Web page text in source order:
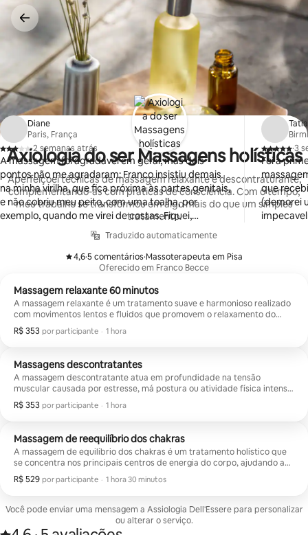
Pular
para
conteúdo
Axiologia do ser Massagens holísticas
Aperfeiçoei técnicas de massagem relaxante e descontraturante,
complementando-as com práticas de consciência. Com o tempo,
meu trabalho se transformou em algo mais do que um simples
tratamento.
Traduzido automaticamente
4,6
,
·5 comentários
, ·Massoterapeuta em Pisa
Oferecido em Franco Becce
Massagem relaxante 60 minutos
A massagem relaxante é um tratamento suave e harmonioso realizado
com movimentos lentos e fluidos que promovem o relaxamento do
sistema nervoso e ajudam você a recuperar o equilíbrio interior. Ideal
para quem está passando por períodos de estresse, cansaço ou
Durante a sessão, cada movimento é pensado para conduzir você a um
estado de calma profunda, melhorando a circulação e proporcionando
uma agradável sensação de leveza e bem-estar geral.
R$ 353 por participante
R$ 353 por participante
, · 1 hora
Massagens descontratantes
A massagem descontratante atua em profundidade na tensão
muscular causada por estresse, má postura ou atividade física intensa.
Usando técnicas específicas e uma pressão cuidadosamente
calibrada, trabalhamos nas áreas mais tensas para relaxar o músculo e
costas, o pescoço, os ombros e a região lombar. Durante a sessão, a
intensidade é ajustada às suas necessidades, garantindo um
tratamento eficaz, mas sempre respeitoso com o seu corpo.
R$ 353 por participante
R$ 353 por participante
, · 1 hora
Massagem de reequilíbrio dos chakras
A massagem de equilíbrio dos chakras é um tratamento holístico que
se concentra nos principais centros de energia do corpo, ajudando a
liberar bloqueios e estagnação que podem afetar seu estado
emocional e físico. Por meio de toque consciente, movimentos
harmoniosos e técnicas energéticas, o fluxo natural da energia vital é
facilitado. Durante a sessão, você será conduzido a um estado de
relaxamento profundo, no qual seu corpo se sentirá leve e em
equilíbrio.
R$ 529 por participante
R$ 529 por participante
, · 1 hora 30 minutos
Você pode enviar uma mensagem a Assiologia Dell'Essere para personalizar
ou alterar o serviço.
Diane
Paris, França
,
·2 semanas atrás
A massagem foi agradável em geral, mas dois
pontos não me agradaram: Franco insistiu demais
na minha virilha, que fica próxima às partes genitais,
e não cobriu meu peito, com uma toalha, por
exemplo, quando me virei de costas. Fiquei,
portanto, com os seios à mostra e constrangida
durante boa parte da sessão de massagem.
,
·3
Foi a
que
(demorei